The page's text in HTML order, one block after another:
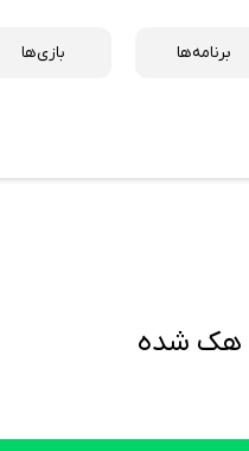
برنامه‌ها بازی‌ها